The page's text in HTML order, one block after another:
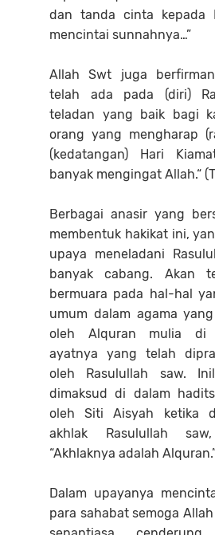
dan tanda cinta kepada
mencintai sunnahnya…”
Allah Swt juga
telah ada pada (diri)
teladan yang baik bagi
orang yang mengharap
(kedatangan) Hari
banyak mengingat Allah.“
Berbagai anasir yang
membentuk hakikat ini,
upaya meneladani
banyak cabang. Akan
bermuara pada hal-hal
umum dalam agama
oleh Alquran mulia di
ayatnya yang telah
oleh Rasulullah saw.
dimaksud di dalam
oleh Siti Aisyah ketika
akhlak Rasulullah
“Akhlaknya adalah
Dalam upayanya
para sahabat semoga